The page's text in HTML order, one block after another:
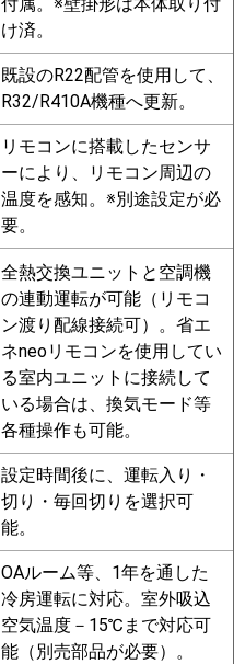
け済。
既設のR22配管を使用して、
R32/R410A機種へ更新。
リモコンに搭載したセンサ
ーにより、リモコン周辺の
温度を感知。※別途設定が必
要。
全熱交換ユニットと空調機
の連動運転が可能（リモコ
ン渡り配線接続可）。省エ
ネneoリモコンを使用してい
る室内ユニットに接続して
いる場合は、換気モード等
各種操作も可能。
設定時間後に、運転入り・
切り・毎回切りを選択可
能。
OAルーム等、1年を通した
冷房運転に対応。室外吸込
空気温度－15℃まで対応可
能（別売部品が必要）。